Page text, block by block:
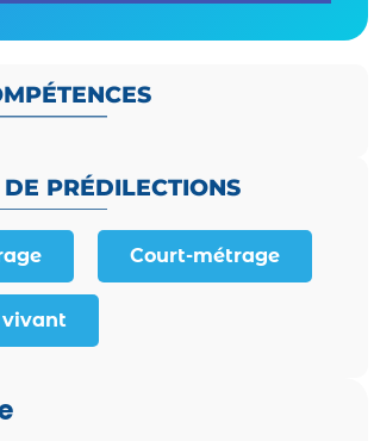
PRÉDILECTIONS
Court-métrage
vivant